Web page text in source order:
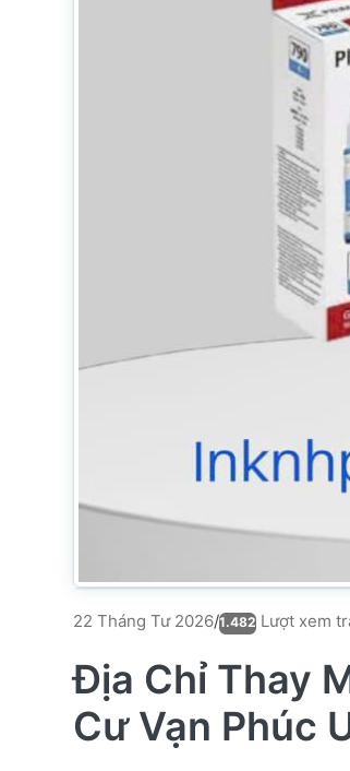
22 Tháng Tư 2026/1.482 Lượt xem
Địa Chỉ Thay
Cư Vạn Phúc